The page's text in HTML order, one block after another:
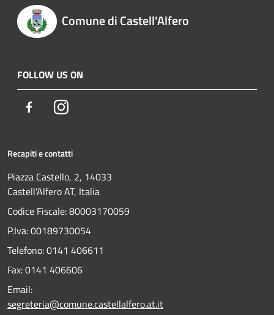
Comune di Castell'Alfero
FOLLOW US ON
FacebookInstagram
Recapiti e contatti
Piazza Castello, 2, 14033
Castell'Alfero AT, Italia
Codice Fiscale: 80003170059
P.Iva: 00189730054
Telefono:0141 406611
Fax:0141 406606
Email:
segreteria@comune.castellalfero.at.it